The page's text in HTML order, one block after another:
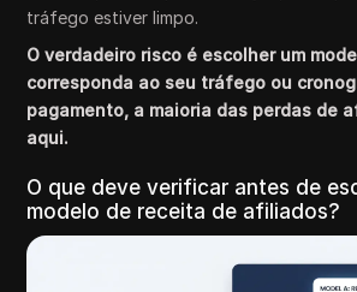
tráfego estiver limpo.
O verdadeiro risco é escolher um
corresponda ao seu tráfego ou
pagamento, a maioria das perdas de
aqui.
O que deve verificar antes de
modelo de receita de afiliados?